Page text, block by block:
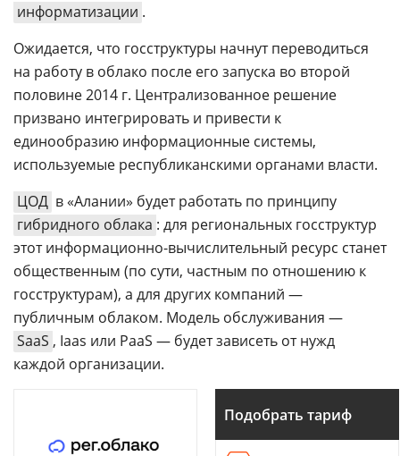
информатизации .
Ожидается, что госструктуры начнут переводиться
на работу в облако после его запуска во второй
половине 2014 г. Централизованное решение
призвано интегрировать и привести к
единообразию информационные системы,
используемые республиканскими органами власти.
ЦОД в «Алании» будет работать по принципу
гибридного облака : для региональных госструктур
этот информационно-вычислительный ресурс станет
общественным (по сути, частным по отношению к
госструктурам), а для других компаний —
публичным облаком. Модель обслуживания —
SaaS , Iaas или PaaS — будет зависеть от нужд
каждой организации.
Подобрать тариф